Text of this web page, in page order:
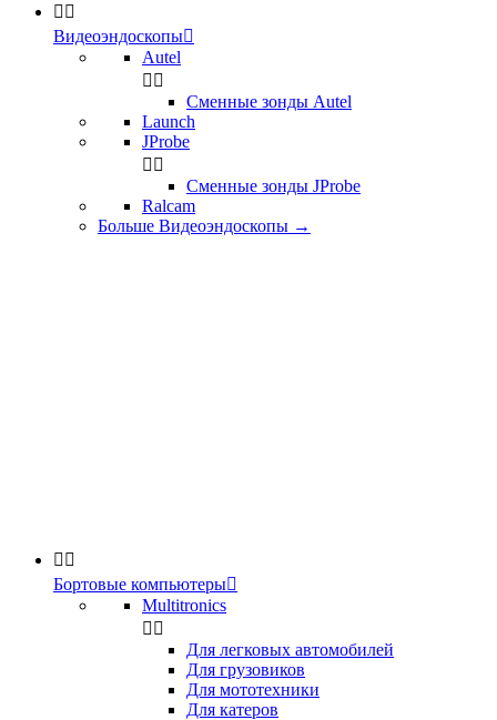
 
Видеоэндоскопы
Autel
 
Сменные зонды Autel
Launch
JProbe
 
Сменные зонды JProbe
Ralcam
Больше Видеоэндоскопы →
 
Бортовые компьютеры
Multitronics
 
Для легковых автомобилей
Для грузовиков
Для мототехники
Для катеров